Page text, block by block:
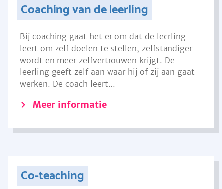
Coaching van de leerling
Bij coaching gaat het er om dat de leerling
leert om zelf doelen te stellen, zelfstandiger
wordt en meer zelfvertrouwen krijgt. De
leerling geeft zelf aan waar hij of zij aan gaat
werken. De coach leert...
Meer informatie
Co-teaching